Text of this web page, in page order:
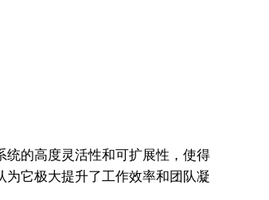
的高度灵活性和可扩展性，使得
它极大提升了工作效率和团队凝